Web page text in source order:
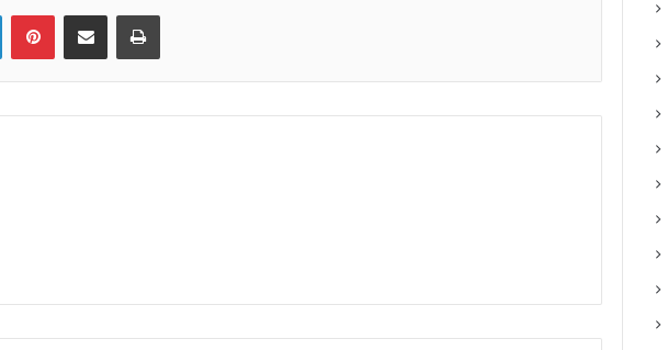
LinkedInPinterestShare via Email Print